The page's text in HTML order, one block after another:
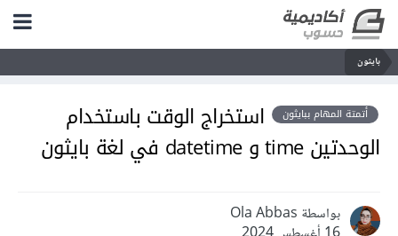
بايثون
أتمتة المهام ببايثون
استخراج الوقت باستخدام
الوحدتين time و datetime في لغة بايثون
بواسطة Ola Abbas